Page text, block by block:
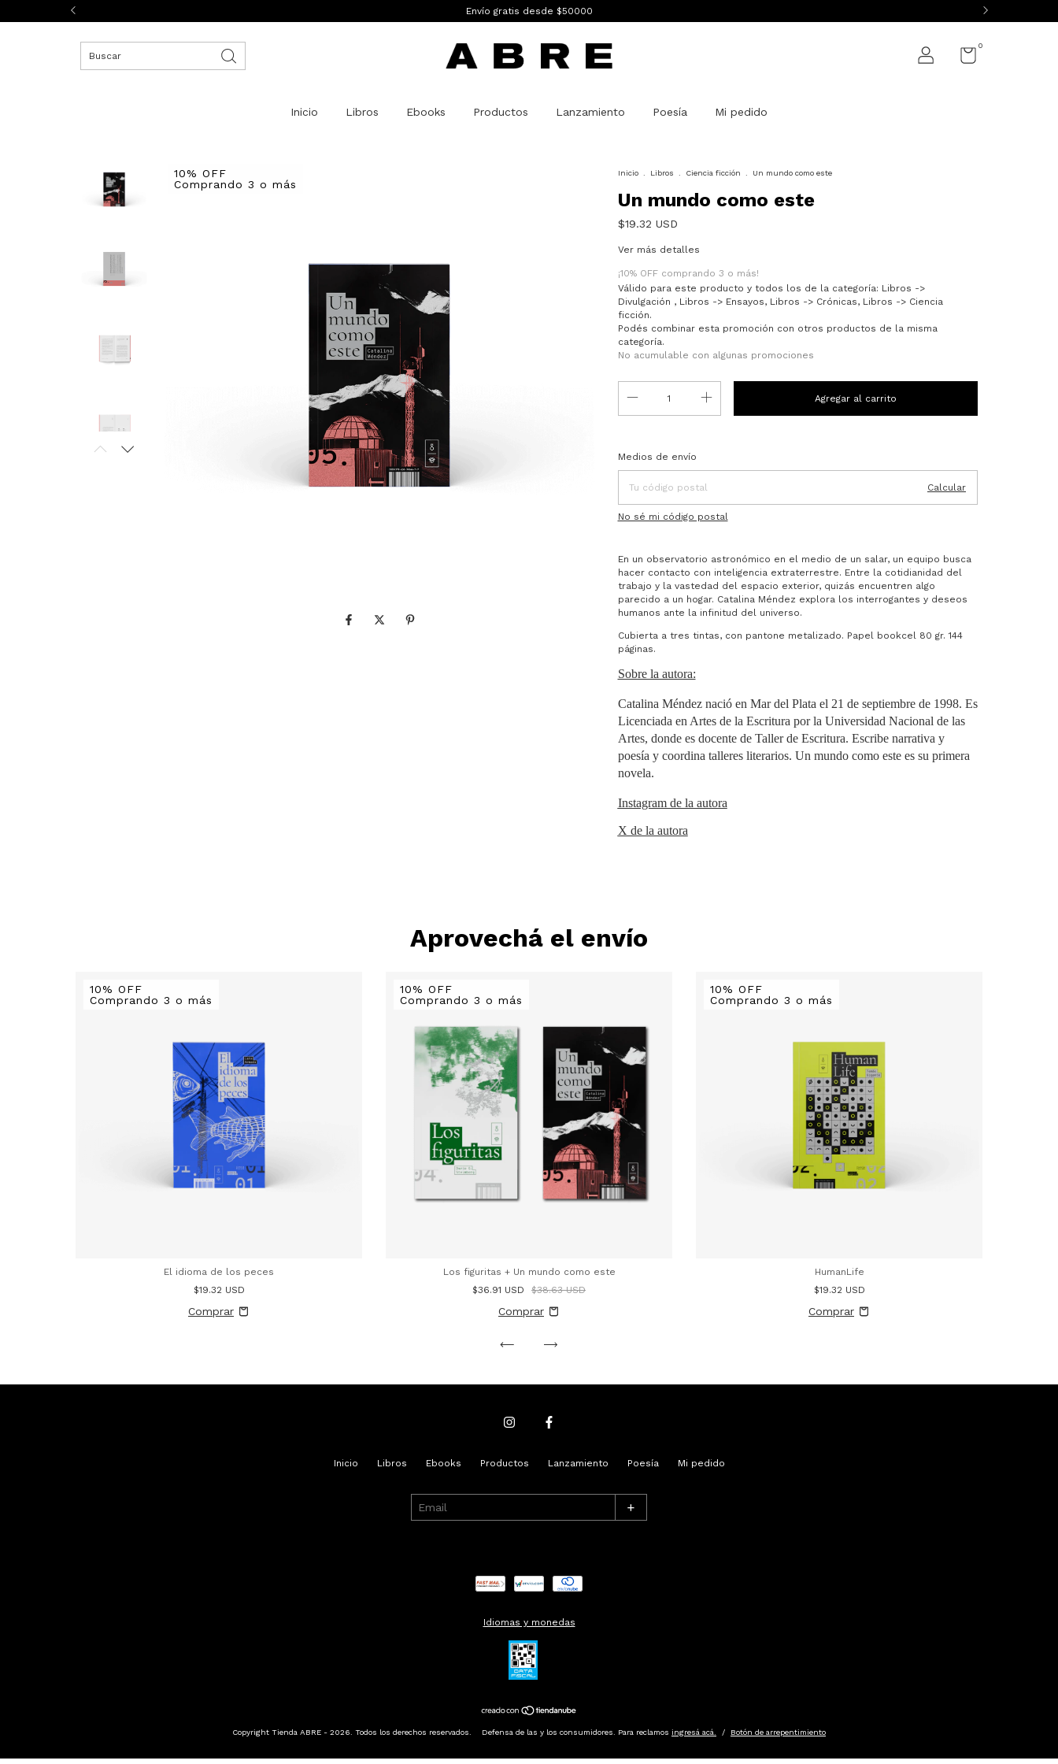
Envío gratis desde $50000
0
Inicio Libros Ebooks Productos Lanzamiento Poesía Mi pedido
10% OFF
Comprando 3 o más
Inicio Libros Ciencia ficción Un mundo como este
Un mundo como este
$19.32 USD
Ver más detalles
¡10% OFF comprando 3 o más!
Válido para este producto y todos los de la categoría: Libros ->
Divulgación , Libros -> Ensayos, Libros -> Crónicas, Libros -> Ciencia
ficción.
Podés combinar esta promoción con otros productos de la misma
categoría.
No acumulable con algunas promociones
Entregas para el CP:
Medios de envío
Calcular
No sé mi código postal
En un observatorio astronómico en el medio de un salar, un equipo busca
hacer contacto con inteligencia extraterrestre. Entre la cotidianidad del
trabajo y la vastedad del espacio exterior, quizás encuentren algo
parecido a un hogar. Catalina Méndez explora los interrogantes y deseos
humanos ante la infinitud del universo.
Cubierta a tres tintas, con pantone metalizado. Papel bookcel 80 gr. 144
páginas.
Sobre la autora:
Catalina Méndez nació en Mar del Plata el 21 de septiembre de 1998. Es
Licenciada en Artes de la Escritura por la Universidad Nacional de las
Artes, donde es docente de Taller de Escritura. Escribe narrativa y
poesía y coordina talleres literarios. Un mundo como este es su primera
novela.
Instagram de la autora
X de la autora
Aprovechá el envío
10% OFF
Comprando 3 o más
El idioma de los peces
$19.32 USD
10% OFF
Comprando 3 o más
Los figuritas + Un mundo como este
$36.91 USD
$38.63 USD
10% OFF
Comprando 3 o más
HumanLife
$19.32 USD
Inicio Libros Ebooks Productos Lanzamiento Poesía Mi pedido
+
Idiomas y monedas
Copyright Tienda ABRE - 2026. Todos los derechos reservados. Defensa de las y los consumidores. Para reclamos ingresá acá. / Botón de arrepentimiento